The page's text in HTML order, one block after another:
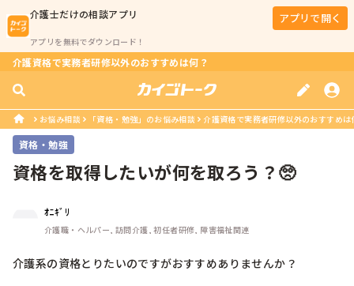
介護士だけの相談アプリ
アプリを無料でダウンロード！
アプリで開く
介護資格で実務者研修以外のおすすめは何？
お悩み相談 「資格・勉強」のお悩み相談 介護資格で実務者研修以外のおすすめは
資格・勉強
資格を取得したいが何を取ろう？🥺
ｵﾆｷﾞﾘ
介護職・ヘルパー, 訪問介護, 初任者研修, 障害福祉関連
介護系の資格とりたいのですがおすすめありませんか？